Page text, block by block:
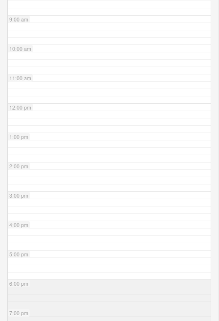
9:00 am
10:00 am
11:00 am
12:00 pm
1:00 pm
2:00 pm
3:00 pm
4:00 pm
5:00 pm
6:00 pm
7:00 pm